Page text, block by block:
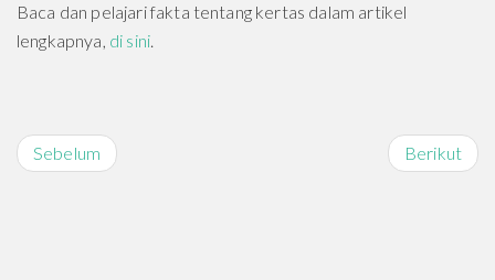
Baca dan pelajari fakta tentang kertas dalam artikel
lengkapnya, di sini.
Sebelum Berikut